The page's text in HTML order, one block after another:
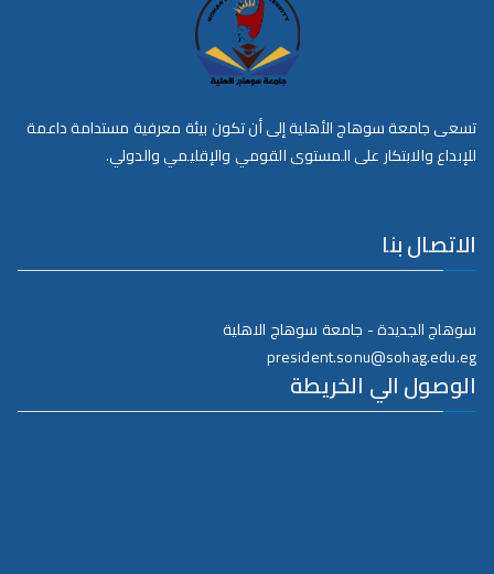
تسعى جامعة سوهاج الأهلية إلى أن تكون بيئة معرفية مستدامة داعمة
للإبداع والابتكار على المستوى القومي والإقليمي والدولي.
الاتصال بنا
سوهاج الجديدة - جامعة سوهاج الاهلية
president.sonu@sohag.edu.eg
الوصول الي الخريطة